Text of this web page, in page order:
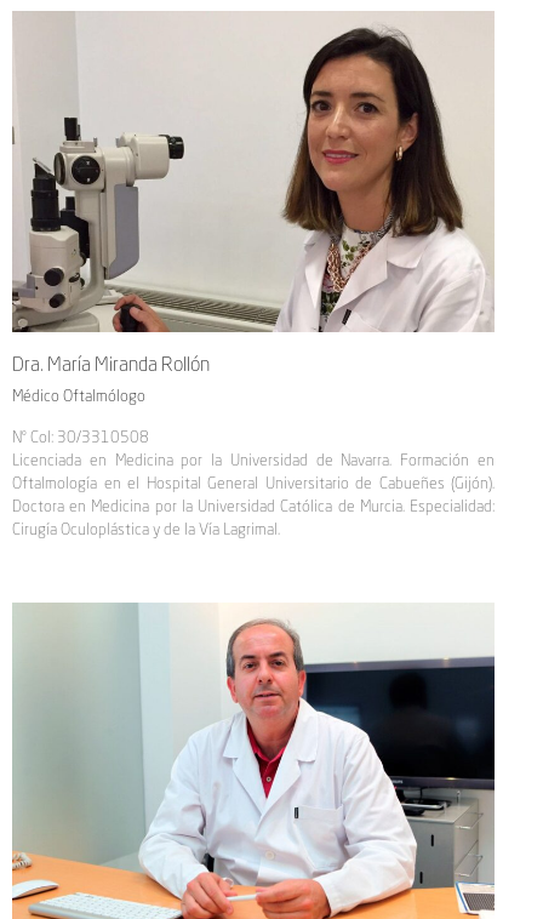
Dra. María Miranda Rollón
Médico Oftalmólogo
Nº Col: 30/3310508
Licenciada en Medicina por la Universidad de Navarra. Formación en
Oftalmología en el Hospital General Universitario de Cabueñes (Gijón).
Doctora en Medicina por la Universidad Católica de Murcia. Especialidad:
Cirugía Oculoplástica y de la Vía Lagrimal.